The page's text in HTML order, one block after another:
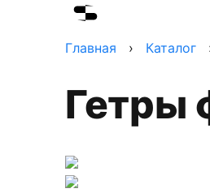
Главная › Каталог